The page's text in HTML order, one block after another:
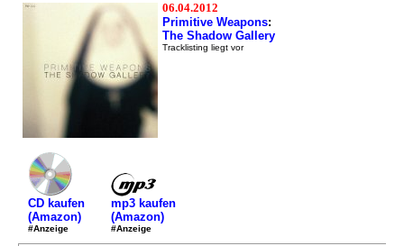
06.04.2012
Primitive Weapons:
The Shadow Gallery
Tracklisting liegt vor
CD kaufen
(Amazon)
#Anzeige
mp3 kaufen
(Amazon)
#Anzeige